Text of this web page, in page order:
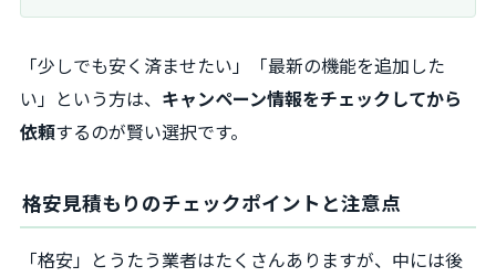
「少しでも安く済ませたい」「最新の機能を追加した
い」という方は、 キャンペーン情報をチェックしてから
依頼するのが賢い選択です。
格安見積もりのチェックポイントと注意点
「格安」とうたう業者はたくさんありますが、中には後